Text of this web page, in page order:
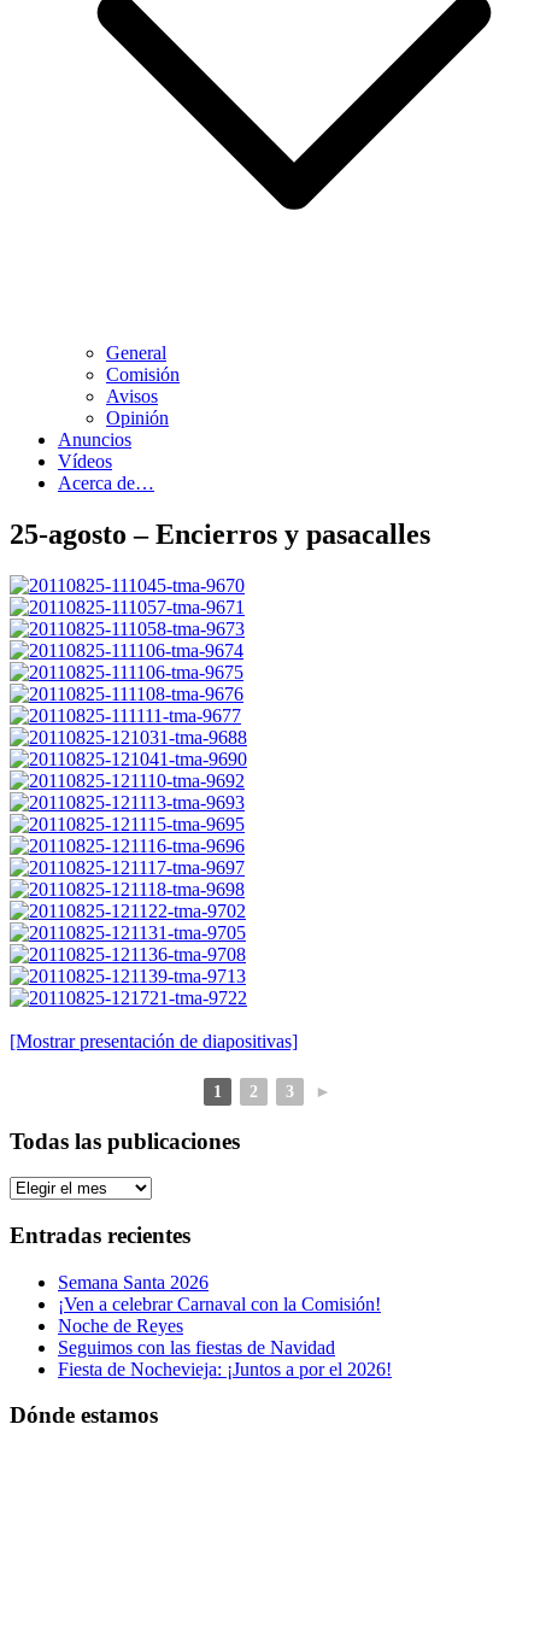
General
Comisión
Avisos
Opinión
Anuncios
Vídeos
Acerca de…
25-agosto – Encierros y pasacalles
[Mostrar presentación de diapositivas]
1 2 3 ►
Todas las publicaciones
Todas
publicaciones
Entradas recientes
Semana Santa 2026
¡Ven a celebrar Carnaval con la Comisión!
Noche de Reyes
Seguimos con las fiestas de Navidad
Fiesta de Nochevieja: ¡Juntos a por el 2026!
Dónde estamos